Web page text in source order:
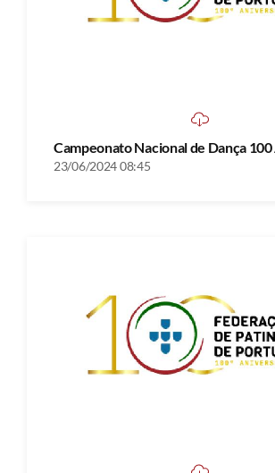
Campeonato Nacional de Dança 100
23/06/2024 08:45